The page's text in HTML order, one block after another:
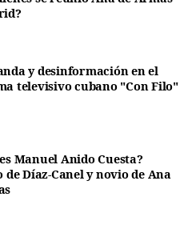
y desinformación en el
televisivo cubano "Con Filo"
Manuel Anido Cuesta?
Díaz-Canel y novio de Ana